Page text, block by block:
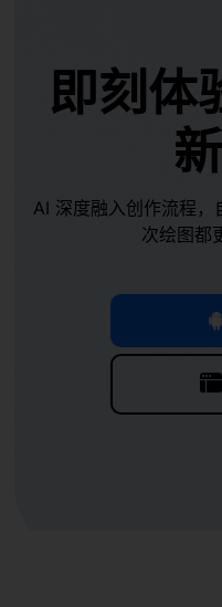
即刻体
AI 深度融入创作流程，
次绘图都